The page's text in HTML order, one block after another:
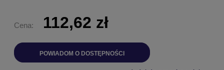
Cena: 112,62 zł
POWIADOM O DOSTĘPNOŚCI